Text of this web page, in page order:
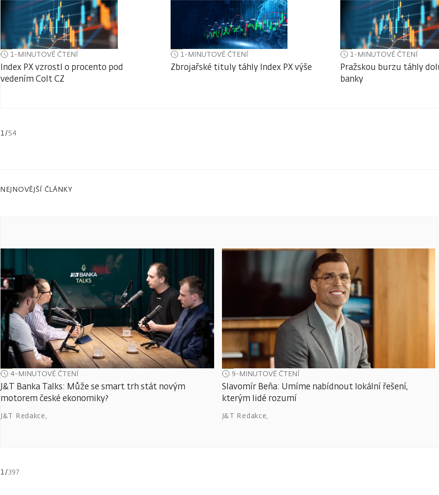
1-MINUTOVÉ ČTENÍ
Index PX vzrostl o procento pod
vedením Colt CZ
1-MINUTOVÉ ČTENÍ
Zbrojařské tituly táhly Index PX výše
1-MINUTOVÉ ČTENÍ
Pražskou burzu táhly
banky
1 /54
NEJNOVĚJŠÍ ČLÁNKY
4-MINUTOVÉ ČTENÍ
J&T Banka Talks: Může se smart trh stát novým
motorem české ekonomiky?
J&T Redakce,
9-MINUTOVÉ ČTENÍ
Slavomír Beňa: Umíme nabídnout lokální řešení,
kterým lidé rozumí
J&T Redakce,
1/397